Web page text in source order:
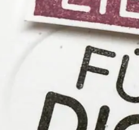
Über Stampin’ Up!